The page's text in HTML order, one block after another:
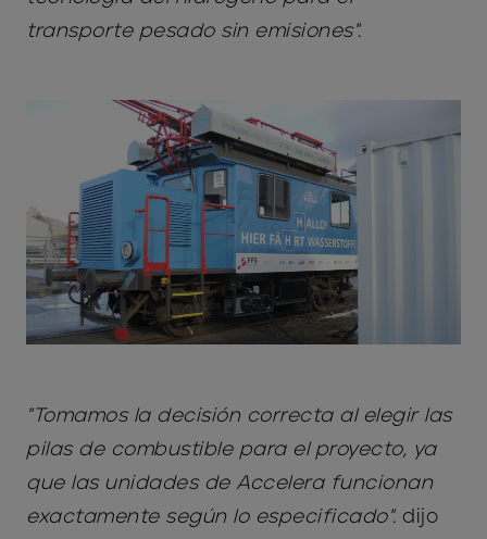
transporte pesado sin emisiones".
"Tomamos la decisión correcta al elegir las
pilas de combustible para el proyecto, ya
que las unidades de Accelera funcionan
exactamente según lo especificado". dijo